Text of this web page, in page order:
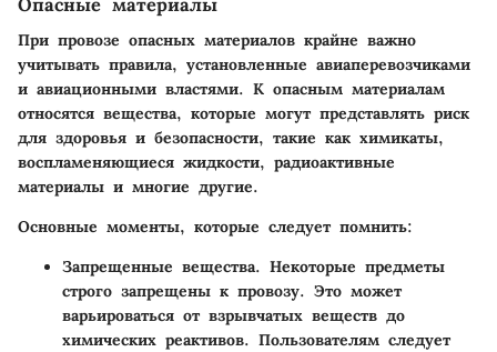
Опасные материалы
При провозе опасных материалов крайне важно
учитывать правила, установленные авиаперевозчиками
и авиационными властями. К опасным материалам
относятся вещества, которые могут представлять риск
для здоровья и безопасности, такие как химикаты,
воспламеняющиеся жидкости, радиоактивные
материалы и многие другие.
Основные моменты, которые следует помнить:
Запрещенные вещества. Некоторые предметы
строго запрещены к провозу. Это может
варьироваться от взрывчатых веществ до
химических реактивов. Пользователям следует